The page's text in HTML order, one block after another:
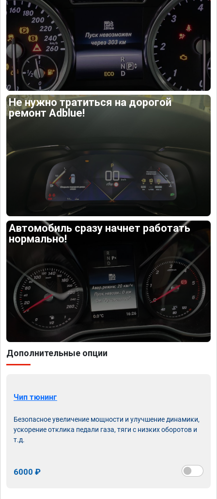
Не нужно тратиться на дорогой
ремонт Adblue!
Автомобиль сразу начнет работать
нормально!
Дополнительные опции
Чип тюнинг
Безопасное увеличение мощности и улучшение динамики,
ускорение отклика педали газа, тяги с низких оборотов и
т.д.
6000 ₽